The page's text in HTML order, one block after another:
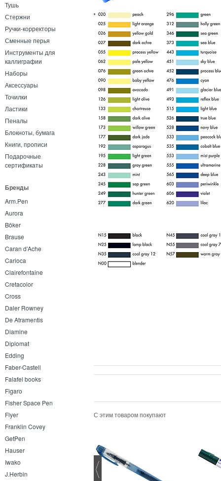
Тушь
Стержни
Ручки-корректоры
Сменные перья
Инструменты для
каллиграфии
Наборы
Аксессуары
Точилки
Ластики
Пеналы
Блокноты, бумага
Книги, прописи
Подарочные
сертификаты
Бренды
Arm.Pen
Aurora
Böker
Brause
Caran d’Ache
Carioca
Clairefontaine
Cretacolor
Cross
Daler Rowney
De Atramentis
Diamine
Diplomat
Edding
Faber-Castell
Falafel books
Figaro
Fisher Space Pen
Flyer
Franklin Covey
GetPen
Hauser
Iwako
J.Herbin
С этим товаром покупают